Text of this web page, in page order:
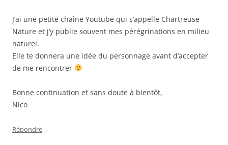
J’ai une petite chaîne Youtube qui s’appelle Chartreuse
Nature et j’y publie souvent mes pérégrinations en milieu
naturel.
Elle te donnera une idée du personnage avant d’accepter
de me rencontrer
Bonne continuation et sans doute à bientôt,
Nico
Répondre ↓